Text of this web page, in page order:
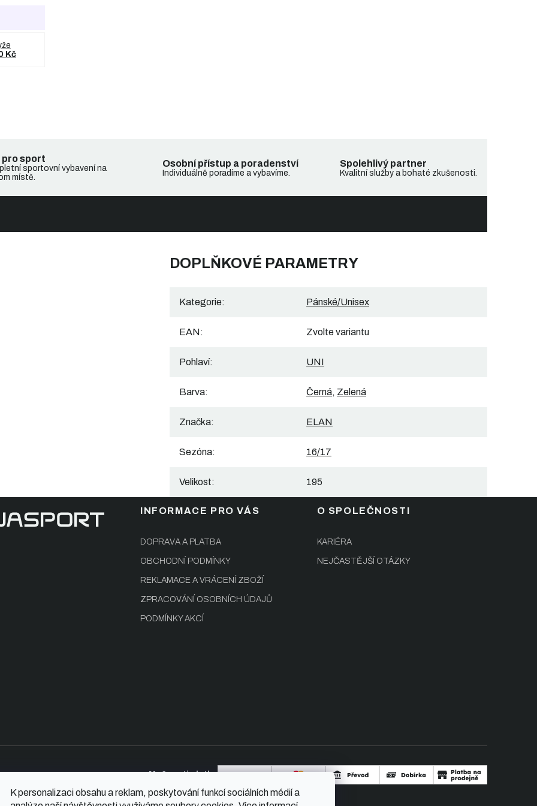
K personalizaci obsahu a reklam, poskytování funkcí sociálních médií a
Kč
pro sport
sportovní vybavení na
místě.
Osobní přístup a poradenství
Individuálně poradíme a vybavíme.
Spolehlivý partner
Kvalitní služby a bohaté zkušenosti.
DOPLŇKOVÉ PARAMETRY
Kategorie: Pánské/Unisex
EAN: Zvolte variantu
Pohlaví: UNI
Barva: Černá, Zelená
Značka: ELAN
Sezóna: 16/17
Velikost: 195
INFORMACE PRO VÁS
DOPRAVA A PLATBA
OBCHODNÍ PODMÍNKY
REKLAMACE A VRÁCENÍ ZBOŽÍ
ZPRACOVÁNÍ OSOBNÍCH ÚDAJŮ
PODMÍNKY AKCÍ
O SPOLEČNOSTI
KARIÉRA
NEJČASTĚJŠÍ OTÁZKY
Možnosti platby